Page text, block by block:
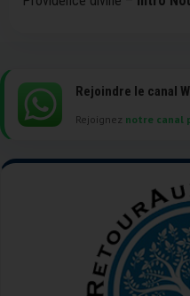
Rejoindre le canal
Rejoignez notre canal